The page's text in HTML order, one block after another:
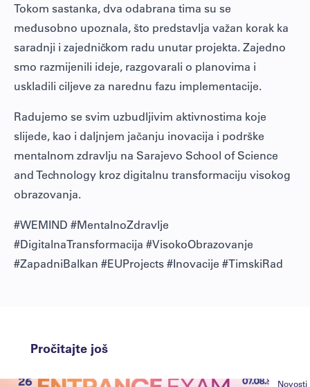
Tokom sastanka, dva odabrana tima su se
međusobno upoznala, što predstavlja važan korak ka
saradnji i zajedničkom radu unutar projekta. Zajedno
smo razmijenili ideje, razgovarali o planovima i
uskladili ciljeve za narednu fazu implementacije.
Radujemo se svim uzbudljivim aktivnostima koje
slijede, kao i daljnjem jačanju inovacija i podrške
mentalnom zdravlju na Sarajevo School of Science
and Technology kroz digitalnu transformaciju visokog
obrazovanja.
#WEMIND #MentalnoZdravlje
#DigitalnaTransformacija #VisokoObrazovanje
#ZapadniBalkan #EUProjects #Inovacije #TimskiRad
Pročitajte još
Novosti